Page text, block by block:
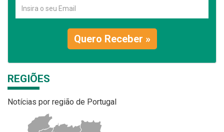
Quero Receber »
REGIÕES
Notícias por região de Portugal